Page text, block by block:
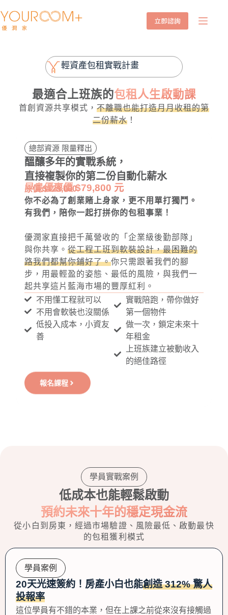
立即諮詢
輕資產包租實戰計畫
最適合上班族的包租人生啟動課
首創資源共享模式， 不離職也能打造月月收租的第
二份薪水！
總部資源 限量釋出
醞釀多年的實戰系統，
直接複製你的第二份自動化薪水
原價 $129,000
早鳥優惠價 $79,800 元
你不必為了創業賭上身家，更不用單打獨鬥。
有我們，陪你一起打拼你的包租事業！
優潤家直接把千萬營收的「企業級後勤部隊」
與你共享。從工程工班到軟裝設計，最困難的
路我們都幫你鋪好了。你只需跟著我們的腳
步，用最輕盈的姿態、最低的風險，與我們一
起共享這片藍海市場的豐厚紅利。
不用懂工程就可以
不用會軟裝也沒關係
低投入成本，小資友
善
實戰陪跑，帶你做好
第一個物件
做一次，鎖定未來十
年租金
上班族建立被動收入
的絕佳路徑
報名課程
學員實戰案例
低成本也能輕鬆啟動
預約未來十年的穩定現金流
從小白到房東，經過市場驗證、風險最低、啟動最快
的包租獲利模式
學員案例
20天光速簽約！房產小白也能創造 312% 驚人
投報率
這位學員有不錯的本業，但在上課之前從來沒有接觸過